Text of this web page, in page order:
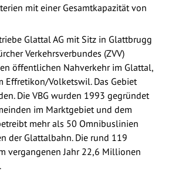
mit einer Gesamtkapazität von
Glattal AG mit Sitz in Glattbrugg
Verkehrsverbundes (ZVV)
öffentlichen Nahverkehr im Glattal,
Effretikon/Volketswil. Das Gebiet
Die VBG wurden 1993 gegründet
im Marktgebiet und dem
mehr als 50 Omnibuslinien
der Glattalbahn. Die rund 119
vergangenen Jahr 22,6 Millionen